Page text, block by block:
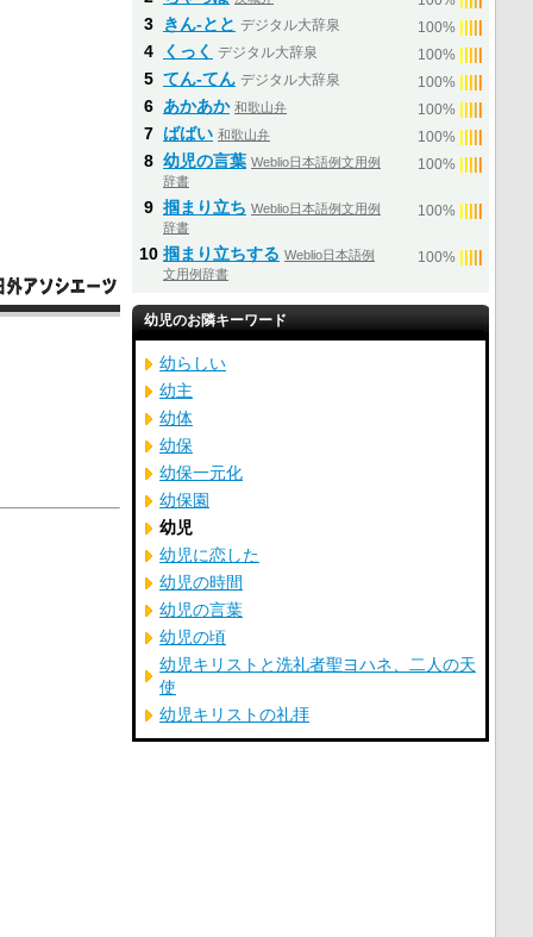
3 きん‐とと デジタル大辞泉 100%
4 くっく デジタル大辞泉 100%
5 てん‐てん デジタル大辞泉 100%
6 あかあか 和歌山弁 100%
7 ばばい 和歌山弁 100%
8 幼児の言葉 Weblio日本語例文用例
辞書
100%
9 掴まり立ち Weblio日本語例文用例
辞書
100%
10 掴まり立ちする Weblio日本語例
文用例辞書
100%
幼児のお隣キーワード
幼らしい
幼主
幼体
幼保
幼保一元化
幼保園
幼児
幼児に恋した
幼児の時間
幼児の言葉
幼児の頃
幼児キリストと洗礼者聖ヨハネ、二人の天
使
幼児キリストの礼拝